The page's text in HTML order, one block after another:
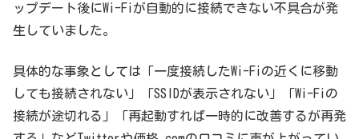
ップデート後にWi-Fiが自動的に接続できない不具合が発
生していました。
具体的な事象としては「一度接続したWi-Fiの近くに移動
しても接続されない」「SSIDが表示されない」「Wi-Fiの
接続が途切れる」「再起動すれば一時的に改善するが再発